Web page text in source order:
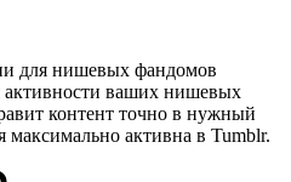
для нишевых фандомов
активности ваших нишевых
контент точно в нужный
максимально активна в Tumblr.